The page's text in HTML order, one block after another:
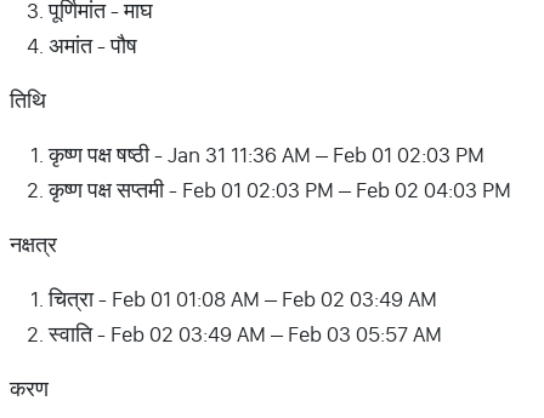
पूर्णिमांत - माघ
अमांत - पौष
तिथि
कृष्ण पक्ष षष्ठी - Jan 31 11:36 AM – Feb 01 02:03 PM
कृष्ण पक्ष सप्तमी - Feb 01 02:03 PM – Feb 02 04:03 PM
नक्षत्र
चित्रा - Feb 01 01:08 AM – Feb 02 03:49 AM
स्वाति - Feb 02 03:49 AM – Feb 03 05:57 AM
करण